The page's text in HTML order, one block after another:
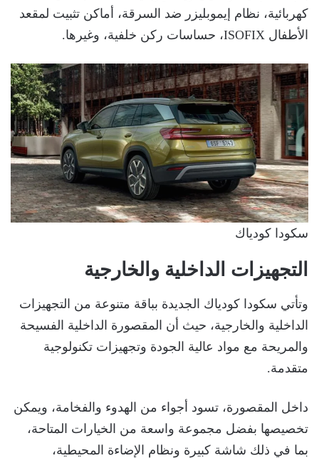
كهربائية، نظام إيموبليزر ضد السرقة، أماكن تثبيت لمقعد
الأطفال ISOFIX، حساسات ركن خلفية، وغيرها.
سكودا كودياك
التجهيزات الداخلية والخارجية
وتأتي سكودا كودياك الجديدة بباقة متنوعة من التجهيزات
الداخلية والخارجية، حيث أن المقصورة الداخلية الفسيحة
والمريحة مع مواد عالية الجودة وتجهيزات تكنولوجية
متقدمة.
داخل المقصورة، تسود أجواء من الهدوء والفخامة، ويمكن
تخصيصها بفضل مجموعة واسعة من الخيارات المتاحة،
بما في ذلك شاشة كبيرة ونظام الإضاءة المحيطية،